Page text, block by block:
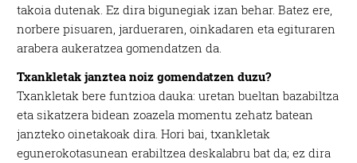
takoia dutenak. Ez dira bigunegiak izan behar. Batez ere,
norbere pisuaren, jardueraren, oinkadaren eta egituraren
arabera aukeratzea gomendatzen da.
Txankletak janztea noiz gomendatzen duzu?
Txankletak bere funtzioa dauka: uretan bueltan bazabiltza
eta sikatzera bidean zoazela momentu zehatz batean
janzteko oinetakoak dira. Hori bai, txankletak
egunerokotasunean erabiltzea deskalabru bat da; ez dira